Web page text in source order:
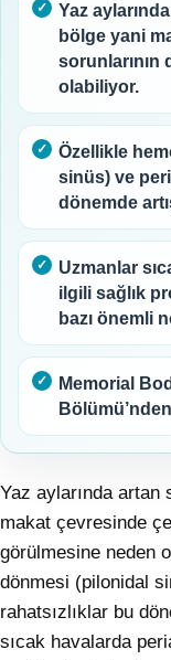
Yaz
bölge yani
sorunlarının
olabiliyor.
Özellikle
sinüs) ve
dönemde
Uzmanlar
ilgili sağlık
bazı önemli
Memorial
Yaz aylarında artan
makat çevresinde
görülmesine neden
dönmesi (pilonidal
rahatsızlıklar bu
sıcak havalarda